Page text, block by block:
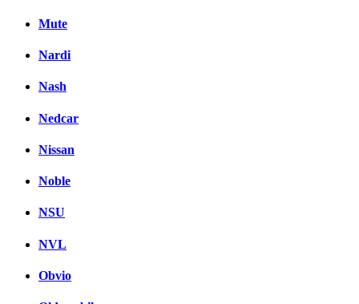
Mute
Nardi
Nash
Nedcar
Nissan
Noble
NSU
NVL
Obvio